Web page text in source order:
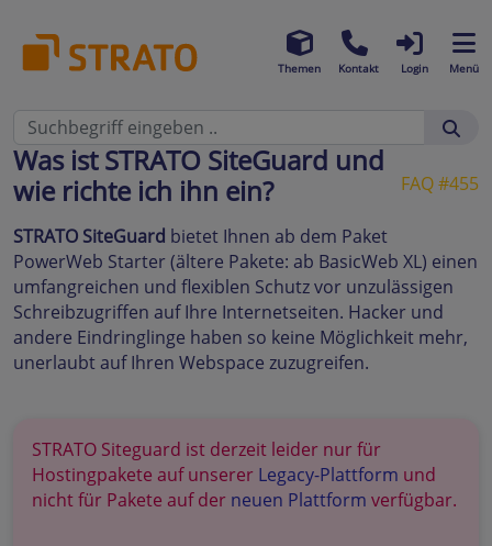
Themen Kontakt Login Menü
FAQ #455
Was ist STRATO SiteGuard und
wie richte ich ihn ein?
STRATO SiteGuard bietet Ihnen ab dem Paket
PowerWeb Starter (ältere Pakete: ab BasicWeb XL) einen
umfangreichen und flexiblen Schutz vor unzulässigen
Schreibzugriffen auf Ihre Internetseiten. Hacker und
andere Eindringlinge haben so keine Möglichkeit mehr,
unerlaubt auf Ihren Webspace zuzugreifen.
STRATO Siteguard ist derzeit leider nur für
Hostingpakete auf unserer Legacy-Plattform und
nicht für Pakete auf der neuen Plattform verfügbar.